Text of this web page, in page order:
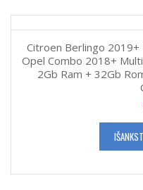
Citroen Berlingo
Opel Combo 2018+
2Gb Ram + 32Gb